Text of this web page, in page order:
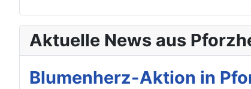
Aktuelle News aus
Blumenherz-Aktion in